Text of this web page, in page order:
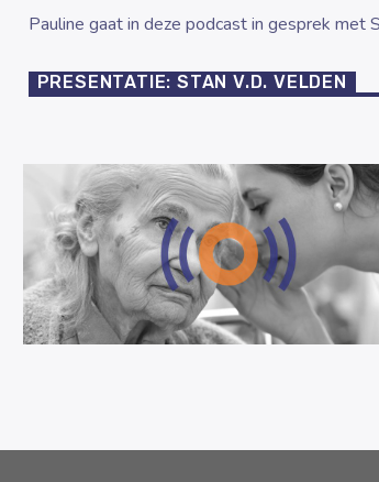
Pauline gaat in deze podcast in gesprek met
PRESENTATIE: STAN V.D. VELDEN